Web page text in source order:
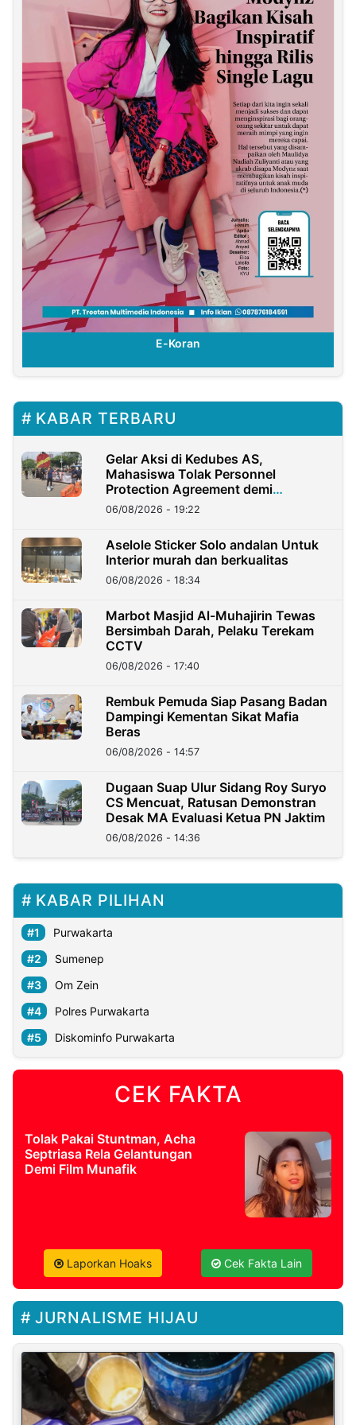
E-Koran
KABAR TERBARU
Gelar Aksi di Kedubes AS,
Mahasiswa Tolak Personnel
Protection Agreement demi
Kedaulatan Negara
06/08/2026 - 19:22
Aselole Sticker Solo andalan Untuk
Interior murah dan berkualitas
06/08/2026 - 18:34
Marbot Masjid Al-Muhajirin Tewas
Bersimbah Darah, Pelaku Terekam
CCTV
06/08/2026 - 17:40
Rembuk Pemuda Siap Pasang Badan
Dampingi Kementan Sikat Mafia
Beras
06/08/2026 - 14:57
Dugaan Suap Ulur Sidang Roy Suryo
CS Mencuat, Ratusan Demonstran
Desak MA Evaluasi Ketua PN Jaktim
06/08/2026 - 14:36
KABAR PILIHAN
Purwakarta
Sumenep
Om Zein
Polres Purwakarta
Diskominfo Purwakarta
CEK FAKTA
Tolak Pakai Stuntman, Acha
Septriasa Rela Gelantungan
Demi Film Munafik
Laporkan Hoaks Cek Fakta Lain
JURNALISME HIJAU